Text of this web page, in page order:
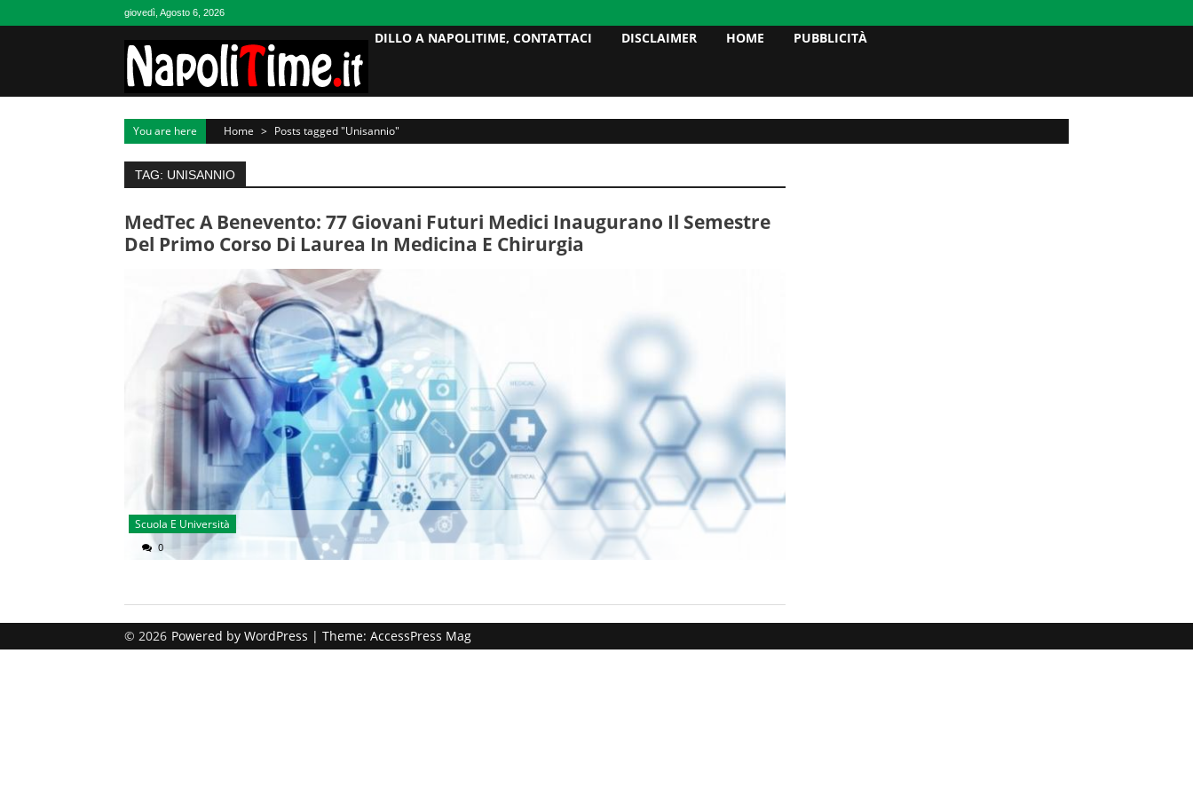
giovedì, Agosto 6, 2026
DILLO A NAPOLITIME, CONTATTACI DISCLAIMER HOME PUBBLICITÀ
You are here Home > Posts tagged "Unisannio"
TAG: UNISANNIO
MedTec A Benevento: 77 Giovani Futuri Medici Inaugurano Il Semestre
Del Primo Corso Di Laurea In Medicina E Chirurgia
Scuola E Università
0
© 2026 Powered by WordPress | Theme: AccessPress Mag